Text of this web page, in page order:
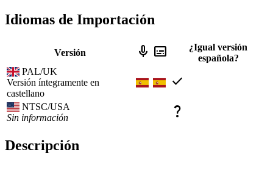
Idiomas de Importación
Versión mic subtitles
¿Igual versión
española?
PAL/UK
Versión íntegramente en
castellano
check
NTSC/USA
Sin información
question_mark
Descripción